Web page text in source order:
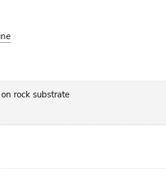
rock substrate